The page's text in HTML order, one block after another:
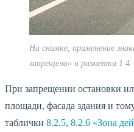
На снимке, применение
запрещена» и разметки 1.4.
При запрещении остановки
площади, фасада здания и
таблички 8.2.5, 8.2.6 «Зона